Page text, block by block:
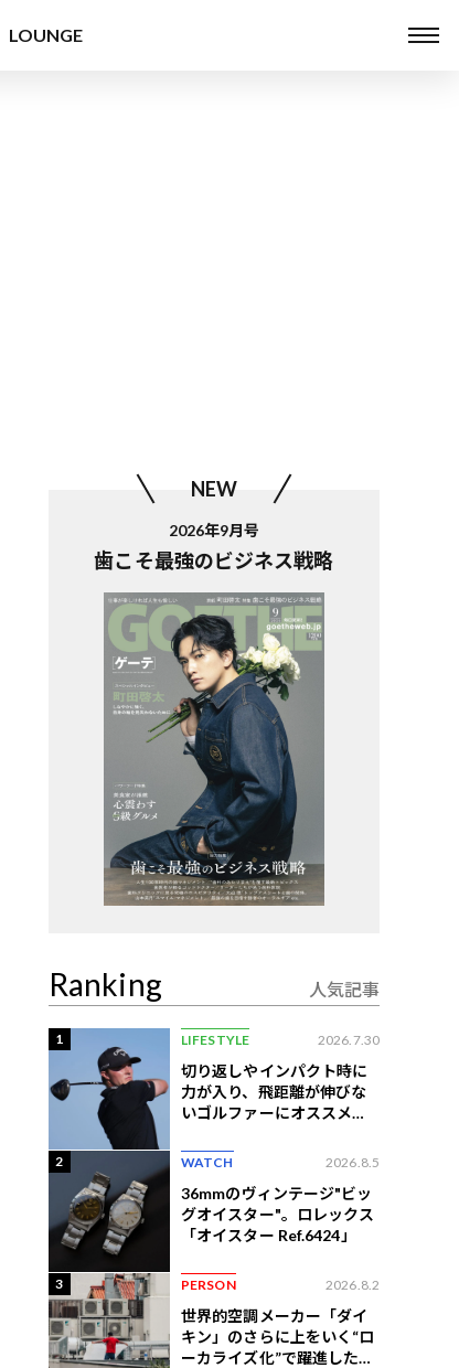
LOUNGE
NEW
2026年9月号
歯こそ最強のビジネス戦略
Ranking 人気記事
1 LIFESTYLE 2026.7.30
切り返しやインパクト時に
力が入り、飛距離が伸びな
いゴルファーにオススメの
2 WATCH 2026.8.5
36mmのヴィンテージ"ビッ
グオイスター"。ロレックス
「オイスター Ref.6424」
3 PERSON 2026.8.2
世界的空調メーカー「ダイ
キン」のさらに上をいく“ロ
ーカライズ化”で躍進したイ